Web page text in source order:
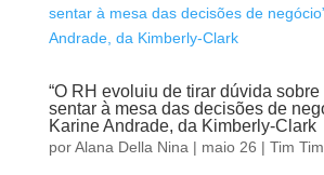
“O RH evoluiu de tirar dúvida
sentar à mesa das decisões de
Karine Andrade, da Kimberly-Clark
porAlana Della Nina | maio 26 | Tim Tim